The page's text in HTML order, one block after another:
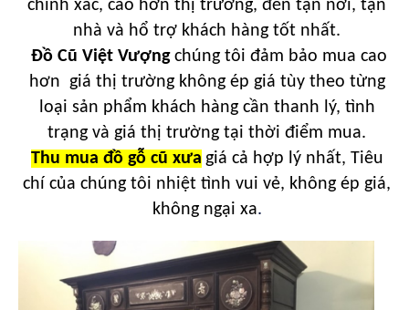
chính xác, cao hơn thị trường, đến tận nơi, tận
nhà và hổ trợ khách hàng tốt nhất.
Đồ Cũ Việt Vượng chúng tôi đảm bảo mua cao
hơn giá thị trường không ép giá tùy theo từng
loại sản phẩm khách hàng cần thanh lý, tình
trạng và giá thị trường tại thời điểm mua.
Thu mua đồ gỗ cũ xưa giá cả hợp lý nhất, Tiêu
chí của chúng tôi nhiệt tình vui vẻ, không ép giá,
không ngại xa.